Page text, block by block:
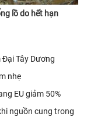
lồ do hết hạn
Tây Dương
nhẹ
EU giảm 50%
nguồn cung trong